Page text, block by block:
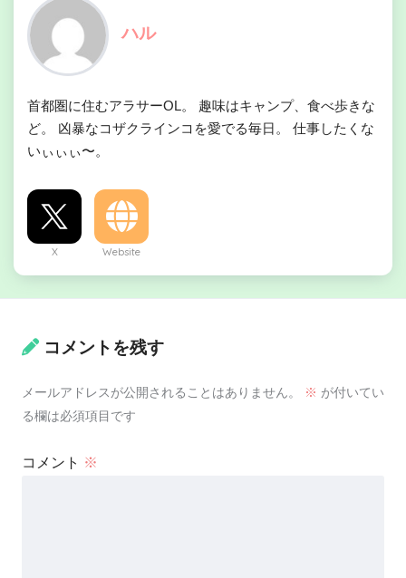
ハル
首都圏に住むアラサーOL。 趣味はキャンプ、食べ歩きな
ど。 凶暴なコザクラインコを愛でる毎日。 仕事したくな
いぃぃぃ〜。
X Website
コメントを残す
メールアドレスが公開されることはありません。 ※ が付いてい
る欄は必須項目です
コメント ※